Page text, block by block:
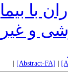
با
و
[Abstract-FA]